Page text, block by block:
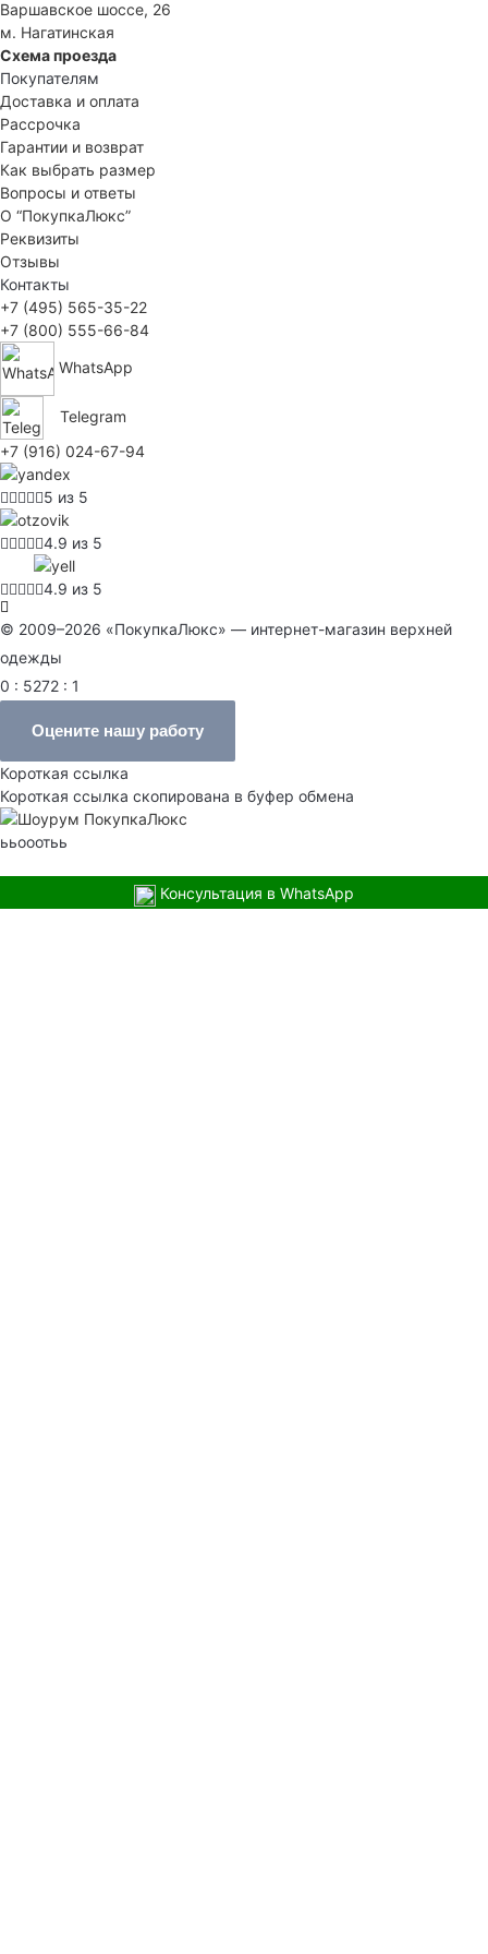
Варшавское шоссе, 26
м. Нагатинская
Схема проезда
Покупателям
Доставка и оплата
Рассрочка
Гарантии и возврат
Как выбрать размер
Вопросы и ответы
О “ПокупкаЛюкс”
Реквизиты
Отзывы
Контакты
+7 (495) 565-35-22
+7 (800) 555-66-84
WhatsApp
Telegram
+7 (916) 024-67-94
5 из 5
4.9 из 5
4.9 из 5
© 2009–2026 «ПокупкаЛюкс» — интернет-магазин верхней
одежды
0 : 5272 : 1
Оцените нашу работу
Короткая ссылка
Короткая ссылка скопирована в буфер обмена
ььооотьь
Консультация в WhatsApp